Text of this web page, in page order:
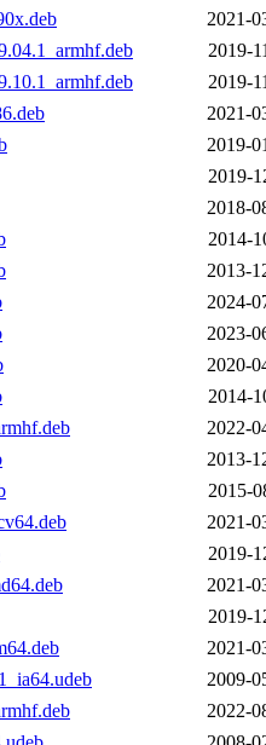
2021-
2019-
2019-
2021-
2019-
2019-
2018-
2014-
2013-
2024-
2023-
2020-
2014-
2022-
2013-
2015-
2021-
2019-
2021-
2019-
2021-
2009-
2022-